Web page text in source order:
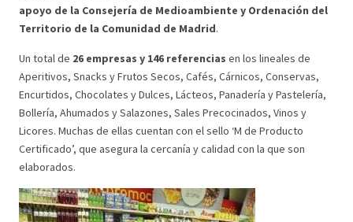
apoyo de la Consejería de Medioambiente y Ordenación del
Territorio de la Comunidad de Madrid.
Un total de 26 empresas y 146 referencias en los lineales de
Aperitivos, Snacks y Frutos Secos, Cafés, Cárnicos, Conservas,
Encurtidos, Chocolates y Dulces, Lácteos, Panadería y Pastelería,
Bollería, Ahumados y Salazones, Sales Precocinados, Vinos y
Licores. Muchas de ellas cuentan con el sello ‘M de Producto
Certificado’, que asegura la cercanía y calidad con la que son
elaborados.